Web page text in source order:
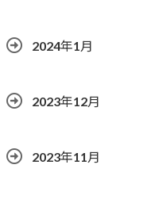
2024年1月
2023年12月
2023年11月